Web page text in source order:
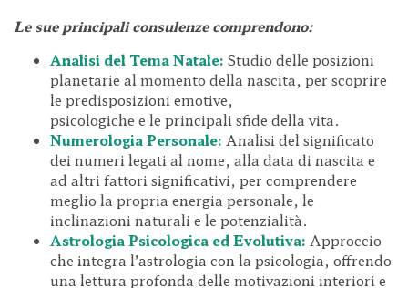
Le sue principali consulenze comprendono:
Analisi del Tema Natale: Studio delle posizioni
planetarie al momento della nascita, per scoprire
le predisposizioni emotive,
psicologiche e le principali sfide della vita.
Numerologia Personale: Analisi del significato
dei numeri legati al nome, alla data di nascita e
ad altri fattori significativi, per comprendere
meglio la propria energia personale, le
inclinazioni naturali e le potenzialità.
Astrologia Psicologica ed Evolutiva: Approccio
che integra l’astrologia con la psicologia, offrendo
una lettura profonda delle motivazioni interiori e